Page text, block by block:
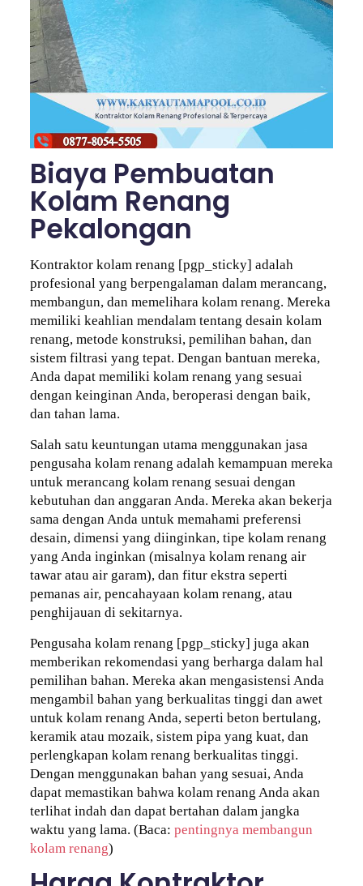
Biaya Pembuatan
Kolam Renang
Pekalongan
Kontraktor kolam renang [pgp_sticky] adalah
profesional yang berpengalaman dalam merancang,
membangun, dan memelihara kolam renang. Mereka
memiliki keahlian mendalam tentang desain kolam
renang, metode konstruksi, pemilihan bahan, dan
sistem filtrasi yang tepat. Dengan bantuan mereka,
Anda dapat memiliki kolam renang yang sesuai
dengan keinginan Anda, beroperasi dengan baik,
dan tahan lama.
Salah satu keuntungan utama menggunakan jasa
pengusaha kolam renang adalah kemampuan mereka
untuk merancang kolam renang sesuai dengan
kebutuhan dan anggaran Anda. Mereka akan bekerja
sama dengan Anda untuk memahami preferensi
desain, dimensi yang diinginkan, tipe kolam renang
yang Anda inginkan (misalnya kolam renang air
tawar atau air garam), dan fitur ekstra seperti
pemanas air, pencahayaan kolam renang, atau
penghijauan di sekitarnya.
Pengusaha kolam renang [pgp_sticky] juga akan
memberikan rekomendasi yang berharga dalam hal
pemilihan bahan. Mereka akan mengasistensi Anda
mengambil bahan yang berkualitas tinggi dan awet
untuk kolam renang Anda, seperti beton bertulang,
keramik atau mozaik, sistem pipa yang kuat, dan
perlengkapan kolam renang berkualitas tinggi.
Dengan menggunakan bahan yang sesuai, Anda
dapat memastikan bahwa kolam renang Anda akan
terlihat indah dan dapat bertahan dalam jangka
waktu yang lama. (Baca: pentingnya membangun
kolam renang)